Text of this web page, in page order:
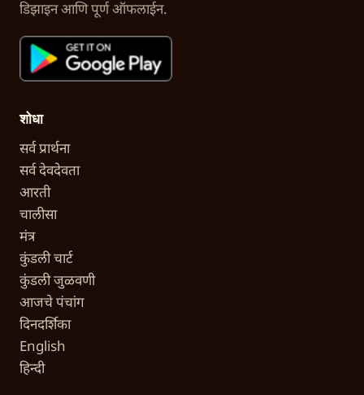
डिझाइन आणि पूर्ण ऑफलाईन.
शोधा
सर्व प्रार्थना
सर्व देवदेवता
आरती
चालीसा
मंत्र
कुंडली चार्ट
कुंडली जुळवणी
आजचे पंचांग
दिनदर्शिका
English
हिन्दी